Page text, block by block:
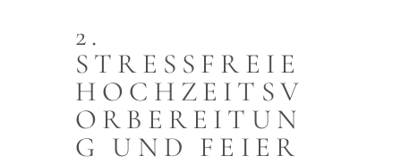
2.
STRESSFREIE
HOCHZEITSV
ORBEREITUN
G UND FEIER